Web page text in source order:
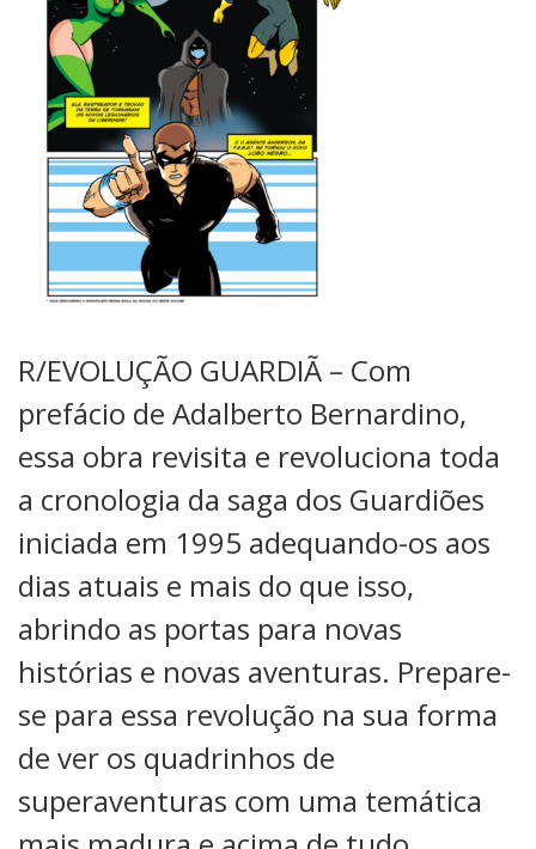
R/EVOLUÇÃO GUARDIÃ – Com
prefácio de Adalberto Bernardino,
essa obra revisita e revoluciona toda
a cronologia da saga dos Guardiões
iniciada em 1995 adequando-os aos
dias atuais e mais do que isso,
abrindo as portas para novas
histórias e novas aventuras. Prepare-
se para essa revolução na sua forma
de ver os quadrinhos de
superaventuras com uma temática